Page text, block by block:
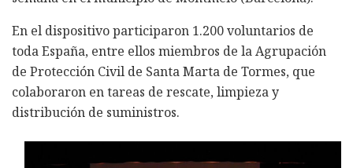
En el dispositivo participaron 1.200 voluntarios de
toda España, entre ellos miembros de la Agrupación
de Protección Civil de Santa Marta de Tormes, que
colaboraron en tareas de rescate, limpieza y
distribución de suministros.